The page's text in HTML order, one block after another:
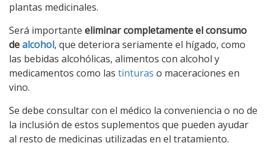
plantas medicinales.
Será importante eliminar completamente el consumo
dealcohol, que deteriora seriamente el hígado, como
las bebidas alcohólicas, alimentos con alcohol y
medicamentos como las tinturas o maceraciones en
vino.
Se debe consultar con el médico la conveniencia o no de
la inclusión de estos suplementos que pueden ayudar
al resto de medicinas utilizadas en el tratamiento.